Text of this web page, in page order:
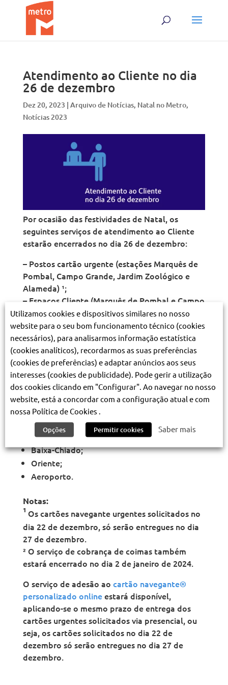
Atendimento ao Cliente no dia
26 de dezembro
Dez 20, 2023 | Arquivo de Notícias, Natal no Metro,
Notícias 2023
Por ocasião das festividades de Natal, os
seguintes serviços de atendimento ao Cliente
estarão encerrados no dia 26 de dezembro:
– Postos cartão urgente (estações Marquês de
Pombal, Campo Grande, Jardim Zoológico e
Alameda) ¹;
– Espaços Cliente (Marquês de Pombal e Campo
Grande);
– Posto de cobrança de coimas (Complexo de
Carnide) ²;
– Postos de Venda das seguintes estações:
Colégio Militar/Luz;
Jardim Zoológico;
Marquês de Pombal (linha Amarela);
Campo Grande;
Rossio;
Cais do Sodré.
Baixa-Chiado;
Oriente;
Aeroporto.
Notas:
1 Os cartões navegante urgentes solicitados no
dia 22 de dezembro, só serão entregues no dia
27 de dezembro.
² O serviço de cobrança de coimas também
estará encerrado no dia 2 de janeiro de 2024.
O serviço de adesão ao cartão navegante®
personalizado onlineestará disponível,
aplicando-se o mesmo prazo de entrega dos
cartões urgentes solicitados via presencial, ou
seja, os cartões solicitados no dia 22 de
dezembro só serão entregues no dia 27 de
dezembro.
Utilizamos cookies e dispositivos similares no nosso
website para o seu bom funcionamento técnico (cookies
necessários), para analisarmos informação estatística
(cookies analíticos), recordarmos as suas preferências
(cookies de preferências) e adaptar anúncios aos seus
interesses (cookies de publicidade). Pode gerir a utilização
dos cookies clicando em "Configurar". Ao navegar no nosso
website, está a concordar com a configuração atual e com
nossa Política de Cookies .
Opções Permitir cookies Saber mais